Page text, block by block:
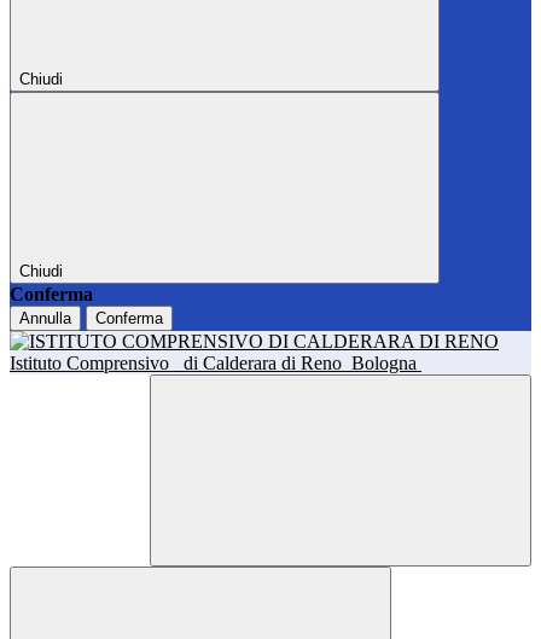
Chiudi
Chiudi
Conferma
Annulla Conferma
Istituto Comprensivo di Calderara di Reno Bologna